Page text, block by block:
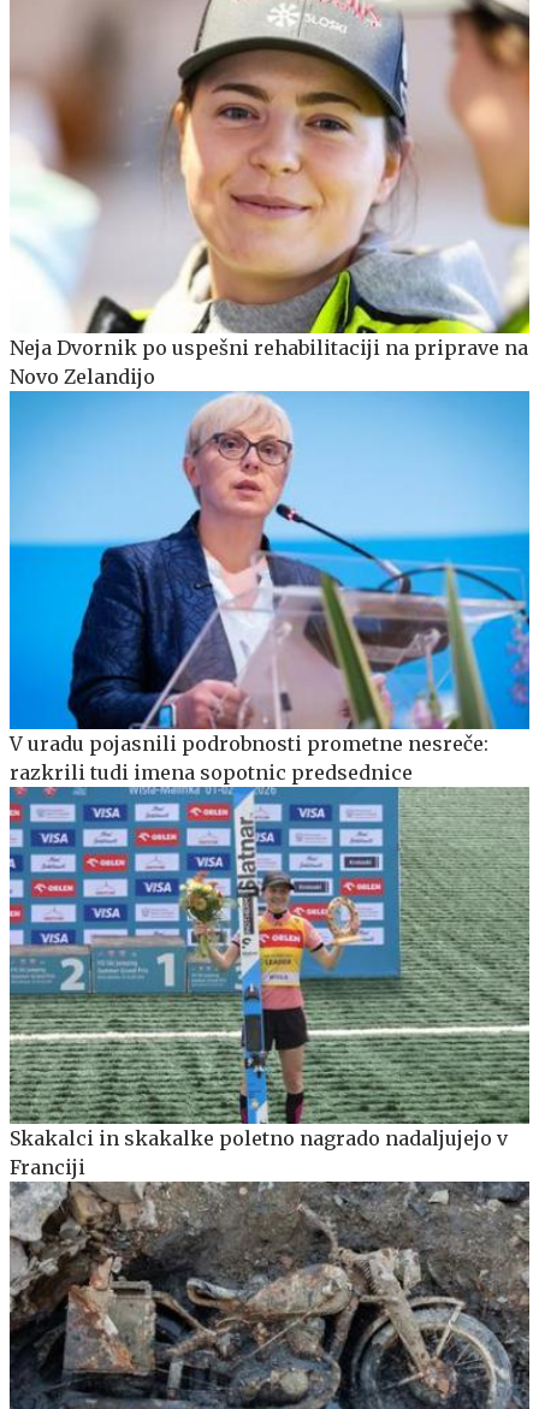
Neja Dvornik po uspešni rehabilitaciji na priprave na
Novo Zelandijo
V uradu pojasnili podrobnosti prometne nesreče:
razkrili tudi imena sopotnic predsednice
Skakalci in skakalke poletno nagrado nadaljujejo v
Franciji